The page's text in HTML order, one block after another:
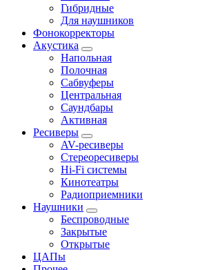
Гибридные
Для наушников
Фонокорректоры
Акустика
Напольная
Полочная
Сабвуферы
Центральная
Саундбары
Активная
Ресиверы
AV-ресиверы
Стереоресиверы
Hi-Fi системы
Кинотеатры
Радиоприемники
Наушники
Беспроводные
Закрытые
Открытые
ЦАПы